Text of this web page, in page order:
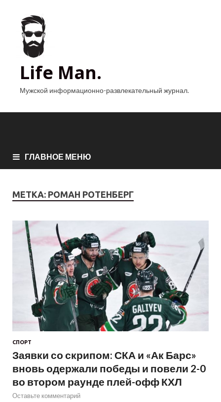
Life Man.
Мужской информационно-развлекательный журнал.
ГЛАВНОЕ МЕНЮ
МЕТКА: РОМАН РОТЕНБЕРГ
СПОРТ
Заявки со скрипом: СКА и «Ак Барс»
вновь одержали победы и повели 2-0
во втором раунде плей-офф КХЛ
Оставьте комментарий